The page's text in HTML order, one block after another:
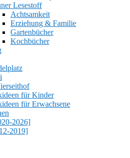
Lesestoff
Achtsamkeit
Erziehung & Familie
Gartenbücher
Kochbücher
für Kinder
für Erwachsene
2026]
2019]